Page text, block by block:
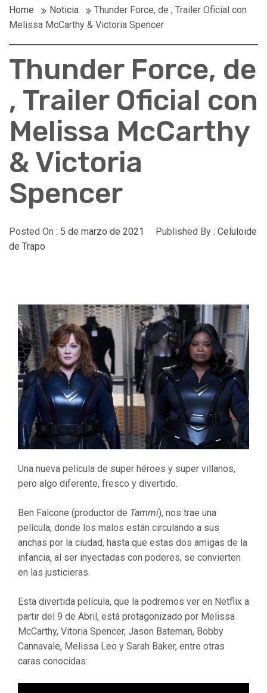
Home Noticia
Thunder Force, de , Trailer Oficial con
Melissa McCarthy & Victoria Spencer
Thunder Force, de
, Trailer Oficial con
Melissa McCarthy
& Victoria
Spencer
Posted On : 5 de marzo de 2021 Published By : Celuloide
de Trapo
Una nueva película de super héroes y super villanos,
pero algo diferente, fresco y divertido.
Ben Falcone (productor de Tammi), nos trae una
película, donde los malos están circulando a sus
anchas por la ciudad, hasta que estas dos amigas de la
infancia, al ser inyectadas con poderes, se convierten
en las justicieras.
Esta divertida película, que la podremos ver en Netflix a
partir del 9 de Abril, está protagonizado por Melissa
McCarthy, Vitoria Spencer, Jason Bateman, Bobby
Cannavale, Melissa Leo y Sarah Baker, entre otras
caras conocidas: